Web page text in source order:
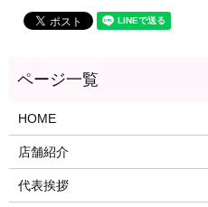
HOME
店舗紹介
代表挨拶